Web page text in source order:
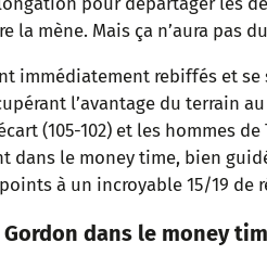
r p
p
e
s
t
I
n
la mène. Mais ça n’aura pas
immédiatement rebiffés et
l’avantage du terrain
(105-102) et les hommes
dans le money time, bien
à un incroyable 15/19 de
Gordon dans le money